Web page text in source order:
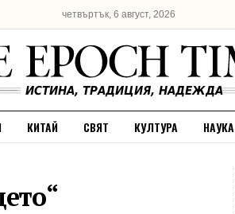
четвъртък, 6 август, 2026
КИТАЙ СВЯТ КУЛТУРА НАУКА